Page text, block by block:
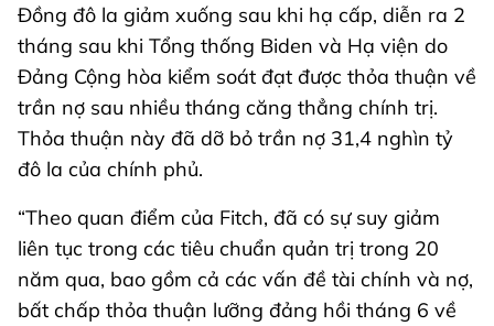
Đồng đô la giảm xuống sau khi hạ cấp, diễn ra 2
tháng sau khi Tổng thống Biden và Hạ viện do
Đảng Cộng hòa kiểm soát đạt được thỏa thuận về
trần nợ sau nhiều tháng căng thẳng chính trị.
Thỏa thuận này đã dỡ bỏ trần nợ 31,4 nghìn tỷ
đô la của chính phủ.
“Theo quan điểm của Fitch, đã có sự suy giảm
liên tục trong các tiêu chuẩn quản trị trong 20
năm qua, bao gồm cả các vấn đề tài chính và nợ,
bất chấp thỏa thuận lưỡng đảng hồi tháng 6 về